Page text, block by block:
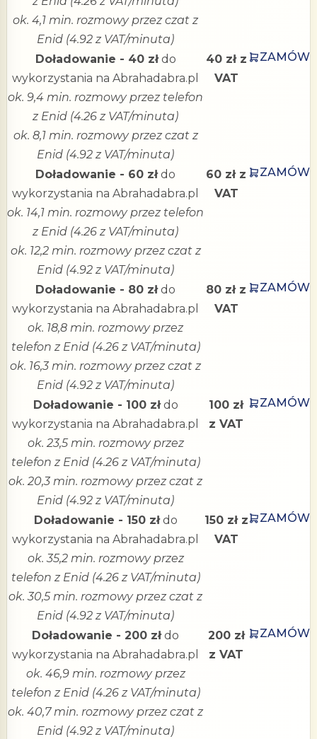
ok. 4,1 min. rozmowy przez czat z
Enid (4.92 z VAT/minuta)
Doładowanie - 40 złdo
wykorzystania na Abrahadabra.pl
ok. 9,4 min. rozmowy przez telefon
z Enid (4.26 z VAT/minuta)
ok. 8,1 min. rozmowy przez czat z
Enid (4.92 z VAT/minuta)
40 zł z
VAT
ZAMÓW
Doładowanie - 60 złdo
wykorzystania na Abrahadabra.pl
ok. 14,1 min. rozmowy przez telefon
z Enid (4.26 z VAT/minuta)
ok. 12,2 min. rozmowy przez czat z
Enid (4.92 z VAT/minuta)
60 zł z
VAT
ZAMÓW
Doładowanie - 80 złdo
wykorzystania na Abrahadabra.pl
ok. 18,8 min. rozmowy przez
telefon z Enid (4.26 z VAT/minuta)
ok. 16,3 min. rozmowy przez czat z
Enid (4.92 z VAT/minuta)
80 zł z
VAT
ZAMÓW
Doładowanie - 100 złdo
wykorzystania na Abrahadabra.pl
ok. 23,5 min. rozmowy przez
telefon z Enid (4.26 z VAT/minuta)
ok. 20,3 min. rozmowy przez czat z
Enid (4.92 z VAT/minuta)
100 zł
z VAT
ZAMÓW
Doładowanie - 150 złdo
wykorzystania na Abrahadabra.pl
ok. 35,2 min. rozmowy przez
telefon z Enid (4.26 z VAT/minuta)
ok. 30,5 min. rozmowy przez czat z
Enid (4.92 z VAT/minuta)
150 zł z
VAT
ZAMÓW
Doładowanie - 200 złdo
wykorzystania na Abrahadabra.pl
ok. 46,9 min. rozmowy przez
telefon z Enid (4.26 z VAT/minuta)
ok. 40,7 min. rozmowy przez czat z
Enid (4.92 z VAT/minuta)
200 zł
z VAT
ZAMÓW